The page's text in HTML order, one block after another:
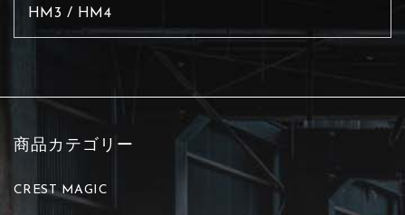
HM3 / HM4
商品カテゴリー
CREST MAGIC